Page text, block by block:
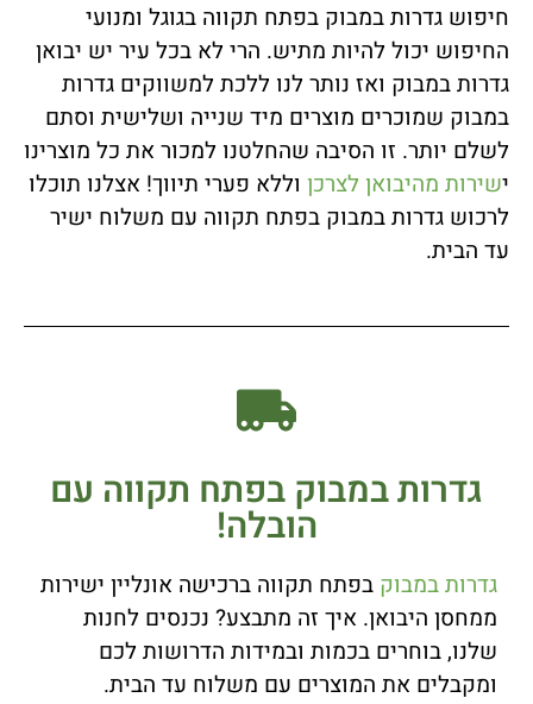
חיפוש גדרות במבוק בפתח תקווה בגוגל ומנועי
החיפוש יכול להיות מתיש. הרי לא בכל עיר יש יבואן
גדרות במבוק ואז נותר לנו ללכת למשווקים גדרות
במבוק שמוכרים מוצרים מיד שנייה ושלישית וסתם
לשלם יותר. זו הסיבה שהחלטנו למכור את כל מוצרינו
ישירות מהיבואן לצרכן וללא פערי תיווך! אצלנו תוכלו
לרכוש גדרות במבוק בפתח תקווה עם משלוח ישיר
עד הבית.
גדרות במבוק בפתח תקווה עם
הובלה!
גדרות במבוק בפתח תקווה ברכישה אונליין ישירות
ממחסן היבואן. איך זה מתבצע? נכנסים לחנות
שלנו, בוחרים בכמות ובמידות הדרושות לכם
ומקבלים את המוצרים עם משלוח עד הבית.